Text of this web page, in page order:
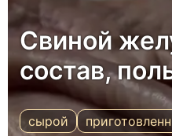
Свиной
состав,
сырой